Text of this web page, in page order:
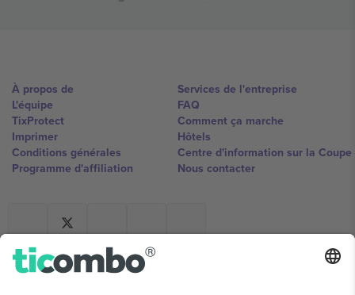
À propos de
L'équipe
TixProtect
Imprimer
Conditions générales
Programme d'affiliation
Services de l'entreprise
FAQ
Comment ça marche
Hôtels
Centre d'information sur la Coupe
Nous contacter